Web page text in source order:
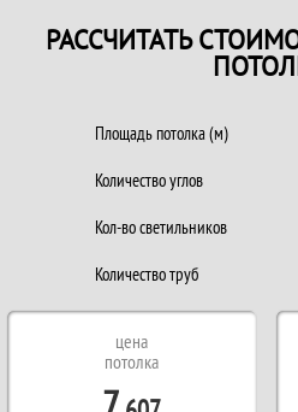
РАССЧИТАТЬ
Площадь потолка (м)
Количество углов
Кол-во светильников
Количество труб
цена
потолка